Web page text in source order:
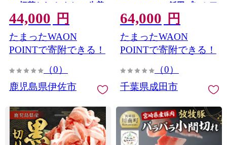
焼き 真空包装 真空パック
小分け ぶたにく 豚 肉 詰合
せ 詰め合わせ 食べ比べ 冷
凍 【サンキョーミート株
44,000 円
たまったWAON
POINTで寄附できる！
（0）
鹿児島県伊佐市
3kg(250g×12) 飯田プレミア
ムポーク お肉 豚 ポーク 甘
味 炒めもの 豚汁 真空パッ
ク 冷凍便 成田市 千葉県
64,000 円
たまったWAON
POINTで寄附できる！
（0）
千葉県成田市